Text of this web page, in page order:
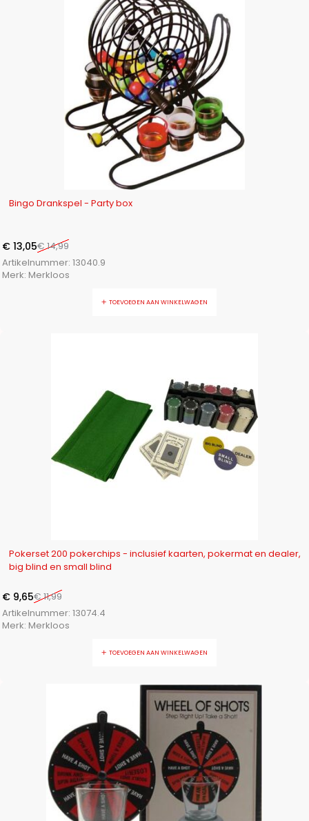
Bingo Drankspel - Party box
€14,99
€ 13,05
Artikelnummer: 13040.9
Merk: Merkloos
TOEVOEGEN AAN WINKELWAGEN
Pokerset 200 pokerchips - inclusief kaarten, pokermat en dealer,
big blind en small blind
€11,99
€ 9,65
Artikelnummer: 13074.4
Merk: Merkloos
TOEVOEGEN AAN WINKELWAGEN